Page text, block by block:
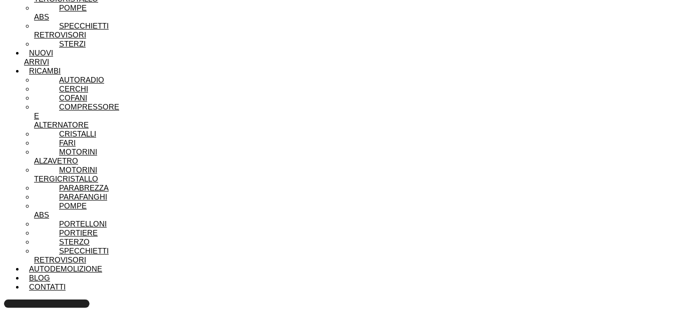
POMPE
ABS
SPECCHIETTI
RETROVISORI
STERZI
NUOVI
ARRIVI
RICAMBI
AUTORADIO
CERCHI
COFANI
COMPRESSORE
E
ALTERNATORE
CRISTALLI
FARI
MOTORINI
ALZAVETRO
MOTORINI
TERGICRISTALLO
PARABREZZA
PARAFANGHI
POMPE
ABS
PORTELLONI
PORTIERE
STERZO
SPECCHIETTI
RETROVISORI
AUTODEMOLIZIONE
BLOG
CONTATTI